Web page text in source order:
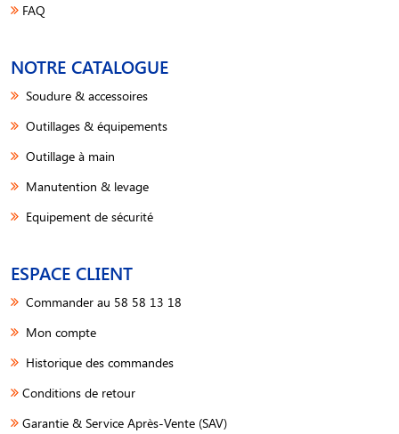
FAQ
NOTRE CATALOGUE
Soudure & accessoires
Outillages & équipements
Outillage à main
Manutention & levage
Equipement de sécurité
ESPACE CLIENT
Commander au 58 58 13 18
Mon compte
Historique des commandes
Conditions de retour
Garantie & Service Après-Vente (SAV)